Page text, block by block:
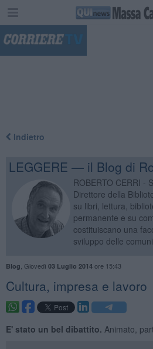
Indietro
LEGGERE — il Blog di
ROBERTO CERRI -
Direttore della
su libri, lettura,
permanente e su
costituiscano una
sviluppo delle
Blog Giovedì 03 Luglio 2014ore 15:43
​Cultura, impresa e lavoro
E' stato un bel dibattito. Animato,